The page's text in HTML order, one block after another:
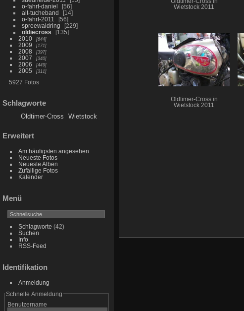
o-fahrt-daniel
56
alt-tucheband
14
o-fahrt-2011
56
spreewaldring
229
oldiecross
135
2010
644
2009 171
2008 397
2007 340
2006 449
2005 311
5927 Fotos
Schlagworte
Oldtimer-Cross Wietstock
Erweitert
Am häufigsten angesehen
Neueste Fotos
Neueste Alben
Zufällige Fotos
Kalender
Menü
Schlagworte (42)
Suchen
Info
RSS-Feed
Identifikation
Anmeldung
Schnelle Anmeldung
Benutzername
Wietstock 2011
Oldtimer-Cross in
Wietstock 2011